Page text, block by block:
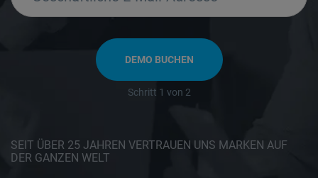
DEMO BUCHEN
Schritt 1 von 2
SEIT ÜBER 25 JAHREN VERTRAUEN UNS MARKEN AUF
DER GANZEN WELT